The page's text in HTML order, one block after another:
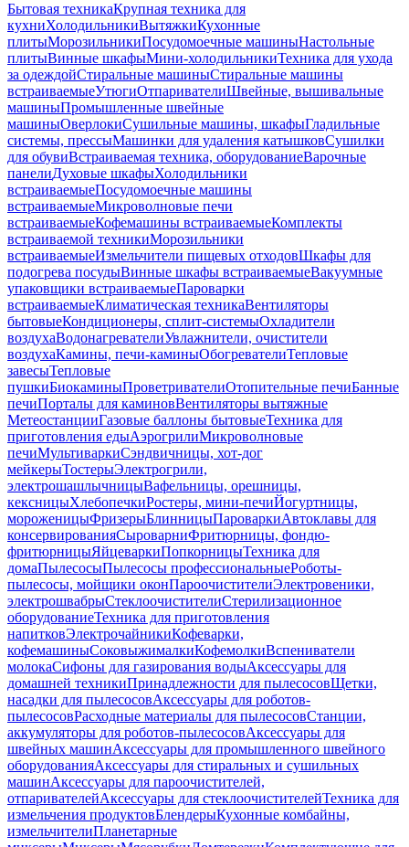
Бытовая техникаКрупная техника для
кухниХолодильникиВытяжкиКухонные
плитыМорозильникиПосудомоечные машиныНастольные
плитыВинные шкафыМини-холодильникиТехника для ухода
за одеждойСтиральные машиныСтиральные машины
встраиваемыеУтюгиОтпаривателиШвейные, вышивальные
машиныПромышленные швейные
машиныОверлокиСушильные машины, шкафыГладильные
системы, прессыМашинки для удаления катышковСушилки
для обувиВстраиваемая техника, оборудованиеВарочные
панелиДуховые шкафыХолодильники
встраиваемыеПосудомоечные машины
встраиваемыеМикроволновые печи
встраиваемыеКофемашины встраиваемыеКомплекты
встраиваемой техникиМорозильники
встраиваемыеИзмельчители пищевых отходовШкафы для
подогрева посудыВинные шкафы встраиваемыеВакуумные
упаковщики встраиваемыеПароварки
встраиваемыеКлиматическая техникаВентиляторы
бытовыеКондиционеры, сплит-системыОхладители
воздухаВодонагревателиУвлажнители, очистители
воздухаКамины, печи-каминыОбогревателиТепловые
завесыТепловые
пушкиБиокаминыПроветривателиОтопительные печиБанные
печиПорталы для каминовВентиляторы вытяжные
МетеостанцииГазовые баллоны бытовыеТехника для
приготовления едыАэрогрилиМикроволновые
печиМультиваркиСэндвичницы, хот-дог
мейкерыТостерыЭлектрогрили,
электрошашлычницыВафельницы, орешницы,
кексницыХлебопечкиРостеры, мини-печиЙогуртницы,
мороженицыФризерыБлинницыПароваркиАвтоклавы для
консервированияСыроварниФритюрницы, фондю-
фритюрницыЯйцеваркиПопкорницыТехника для
домаПылесосыПылесосы профессиональныеРоботы-
пылесосы, мойщики оконПароочистителиЭлектровеники,
электрошвабрыСтеклоочистителиСтерилизационное
оборудованиеТехника для приготовления
напитковЭлектрочайникиКофеварки,
кофемашиныСоковыжималкиКофемолкиВспениватели
молокаСифоны для газирования водыАксессуары для
домашней техникиПринадлежности для пылесосовЩетки,
насадки для пылесосовАксессуары для роботов-
пылесосовРасходные материалы для пылесосовСтанции,
аккумуляторы для роботов-пылесосовАксессуары для
швейных машинАксессуары для промышленного швейного
оборудованияАксессуары для стиральных и сушильных
машинАксессуары для пароочистителей,
отпаривателейАксессуары для стеклоочистителейТехника для
измельчения продуктовБлендерыКухонные комбайны,
измельчителиПланетарные